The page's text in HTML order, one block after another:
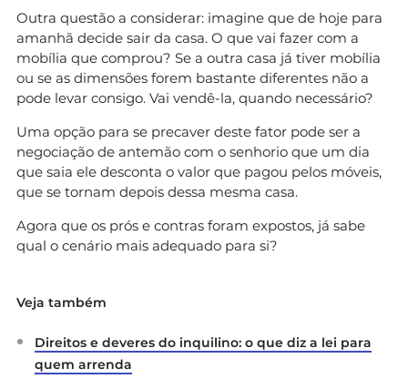
Outra questão a considerar: imagine que de hoje para
amanhã decide sair da casa. O que vai fazer com a
mobília que comprou? Se a outra casa já tiver mobília
ou se as dimensões forem bastante diferentes não a
pode levar consigo. Vai vendê-la, quando necessário?
Uma opção para se precaver deste fator pode ser a
negociação de antemão com o senhorio que um dia
que saia ele desconta o valor que pagou pelos móveis,
que se tornam depois dessa mesma casa.
Agora que os prós e contras foram expostos, já sabe
qual o cenário mais adequado para si?
Veja também
Direitos e deveres do inquilino: o que diz a lei para
quem arrenda